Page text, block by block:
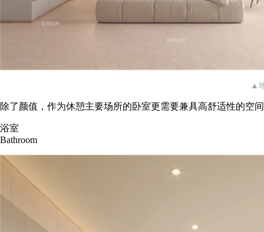
▲
除了颜值，作为休憩主要场所的卧室更需要兼具高舒适性的空
浴室
Bathroom